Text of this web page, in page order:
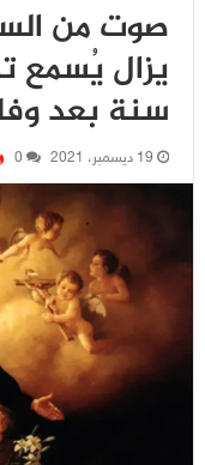
صوت من
سنة بعد
19 ديسمبر، 2021 0